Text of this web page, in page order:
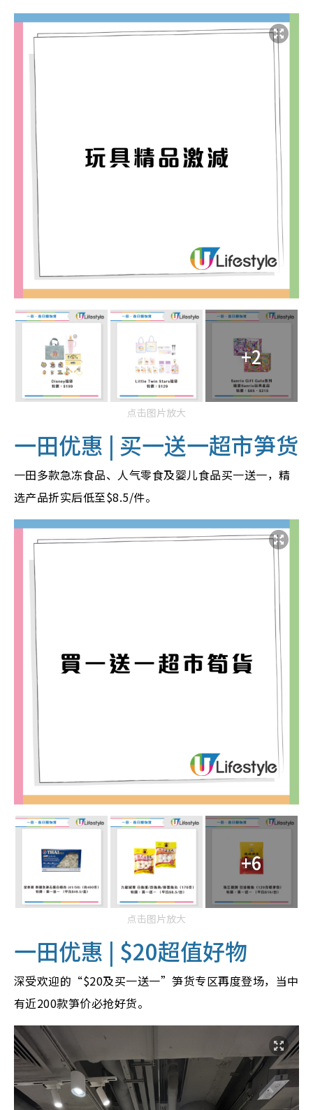
+2
点击图片放大
一田优惠 | 买一送一超市笋货
一田多款急冻食品、人气零食及婴儿食品买一送一，精
选产品折实后低至$8.5/件。
+6
点击图片放大
一田优惠 | $20超值好物
深受欢迎的“$20及买一送一”笋货专区再度登场，当中
有近200款笋价必抢好货。